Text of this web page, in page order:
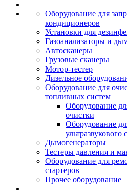
Оборудование для
кондиционеров
Установки для
Газоанализаторы и
Автосканеры
Грузовые сканеры
Мотор-тестер
Дизельное
Оборудование для
топливных систем
Оборудование
очистки
Оборудование
ультразвукового
Дымогенераторы
Тестеры давления и
Оборудование для
стартеров
Прочее оборудование